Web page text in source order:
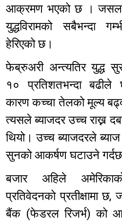
आक्रमण भएको छ । जसलाई
युद्धविरामको सबैभन्दा
हेरिएको छ।
फेब्रुअरी अन्त्यतिर युद्ध
१० प्रतिशतभन्दा बढीले
कारण कच्चा तेलको मूल्य
त्यसले ब्याजदर उच्च राख्न
थियो। उच्च ब्याजदरले
सुनको आकर्षण घटाउने
बजार अहिले
प्रतिवेदनको प्रतीक्षामा
बैंक (फेडरल रिजर्भ) को